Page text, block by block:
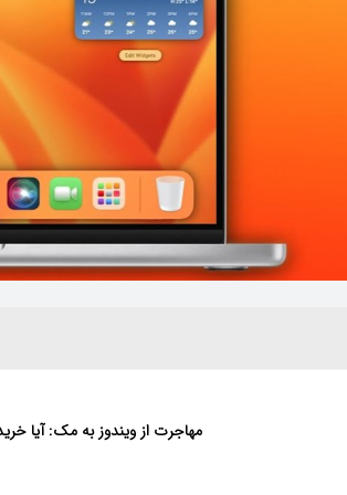
مهاجرت از ویندوز به مک: آیا